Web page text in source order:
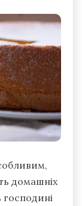
домашніх
господині